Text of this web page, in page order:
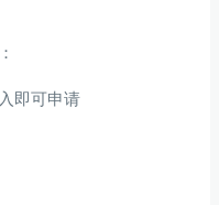
即可申请